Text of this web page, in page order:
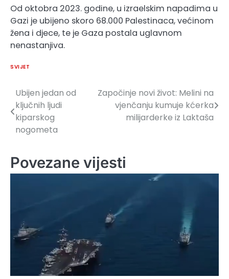
Od oktobra 2023. godine, u izraelskim napadima u
Gazi je ubijeno skoro 68.000 Palestinaca, većinom
žena i djece, te je Gaza postala uglavnom
nenastanjiva.
SVIJET
Navigacija
članaka
Ubijen jedan od
ključnih ljudi
kiparskog
nogometa
Započinje novi život: Melini na
vjenčanju kumuje kćerka
milijarderke iz Laktaša
Povezane vijesti